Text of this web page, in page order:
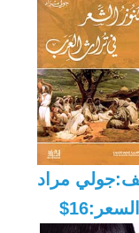
مراد
السعر:16$